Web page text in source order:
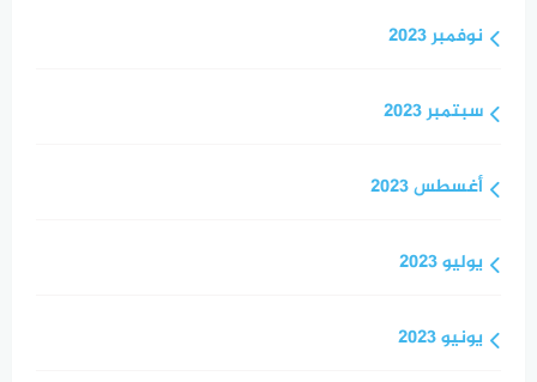
نوفمبر 2023
سبتمبر 2023
أغسطس 2023
يوليو 2023
يونيو 2023